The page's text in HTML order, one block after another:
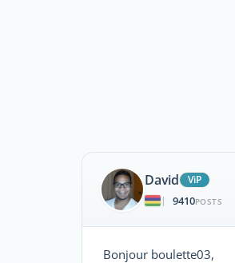
David
ViP
|
9410POSTS
Bonjour boulette03,